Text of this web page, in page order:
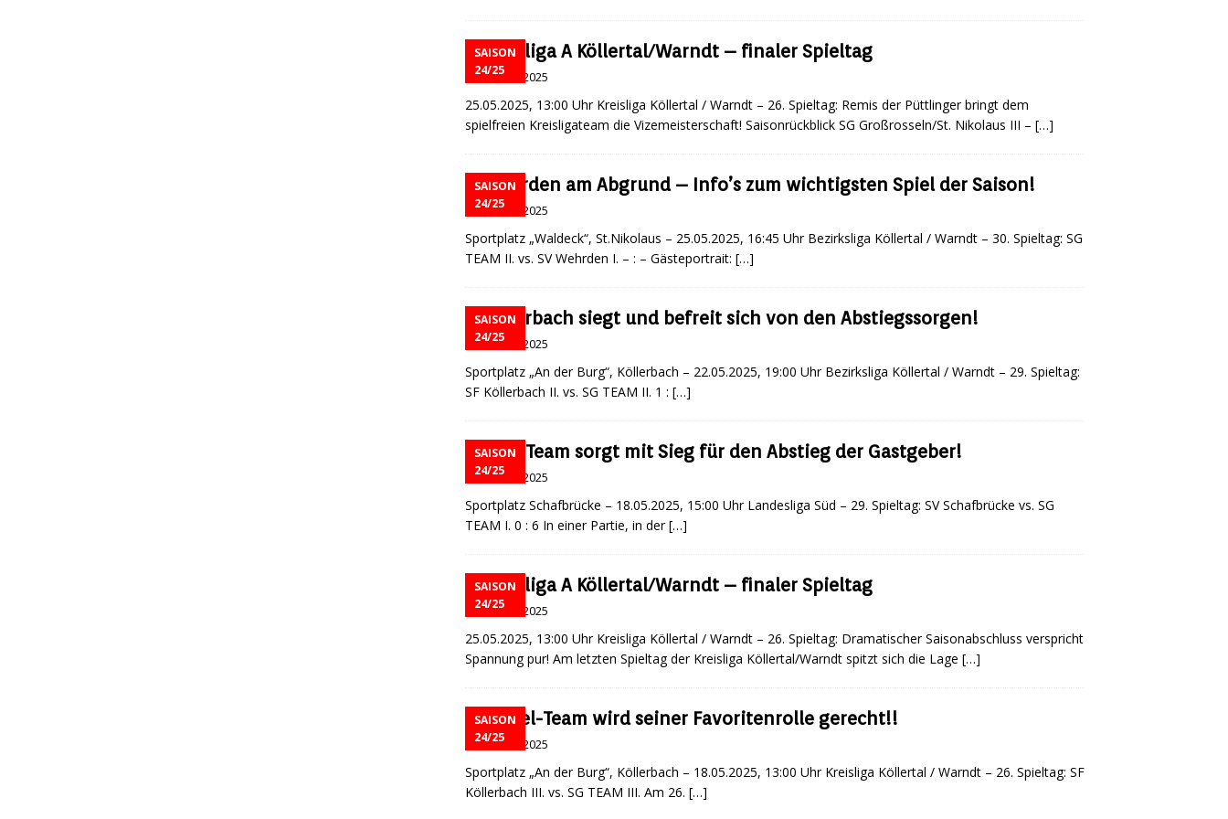
SAISON
24/25
Kreisliga A Köllertal/Warndt – finaler Spieltag
25 Mai, 2025
25.05.2025, 13:00 Uhr Kreisliga Köllertal / Warndt – 26. Spieltag: Remis der Püttlinger bringt dem
spielfreien Kreisligateam die Vizemeisterschaft! Saisonrückblick SG Großrosseln/St. Nikolaus III – […]
SAISON
24/25
Wehrden am Abgrund – Info’s zum wichtigsten Spiel der Saison!
25 Mai, 2025
Sportplatz „Waldeck“, St.Nikolaus – 25.05.2025, 16:45 Uhr Bezirksliga Köllertal / Warndt – 30. Spieltag: SG
TEAM II. vs. SV Wehrden I. – : – Gästeportrait: […]
SAISON
24/25
Köllerbach siegt und befreit sich von den Abstiegssorgen!
23 Mai, 2025
Sportplatz „An der Burg“, Köllerbach – 22.05.2025, 19:00 Uhr Bezirksliga Köllertal / Warndt – 29. Spieltag:
SF Köllerbach II. vs. SG TEAM II. 1 : […]
SAISON
24/25
Latz-Team sorgt mit Sieg für den Abstieg der Gastgeber!
19 Mai, 2025
Sportplatz Schafbrücke – 18.05.2025, 15:00 Uhr Landesliga Süd – 29. Spieltag: SV Schafbrücke vs. SG
TEAM I. 0 : 6 In einer Partie, in der[…]
SAISON
24/25
Kreisliga A Köllertal/Warndt – finaler Spieltag
19 Mai, 2025
25.05.2025, 13:00 Uhr Kreisliga Köllertal / Warndt – 26. Spieltag: Dramatischer Saisonabschluss verspricht
Spannung pur! Am letzten Spieltag der Kreisliga Köllertal/Warndt spitzt sich die Lage […]
SAISON
24/25
Schiel-Team wird seiner Favoritenrolle gerecht!!
18 Mai, 2025
Sportplatz „An der Burg“, Köllerbach – 18.05.2025, 13:00 Uhr Kreisliga Köllertal / Warndt – 26. Spieltag: SF
Köllerbach III. vs. SG TEAM III. Am 26. […]